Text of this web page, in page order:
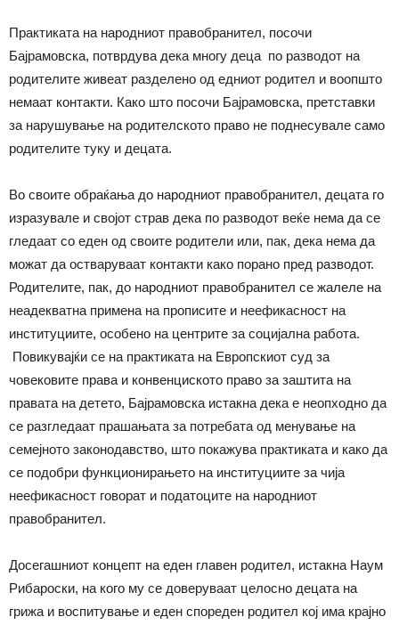
Практиката на народниот правобранител, посочи
Бајрамовска, потврдува дека многу деца по разводот на
родителите живеат разделено од едниот родител и воопшто
немаат контакти. Како што посочи Бајрамовска, претставки
за нарушување на родителското право не поднесувале само
родителите туку и децата.
Во своите обраќања до народниот правобранител, децата го
изразувале и својот страв дека по разводот веќе нема да се
гледаат со еден од своите родители или, пак, дека нема да
можат да остваруваат контакти како порано пред разводот.
Родителите, пак, до народниот правобранител се жалеле на
неадекватна примена на прописите и неефикасност на
институциите, особено на центрите за социјална работа.
Повикувајќи се на практиката на Европскиот суд за
човековите права и конвенциското право за заштита на
правата на детето, Бајрамовска истакна дека е неопходно да
се разгледаат прашањата за потребата од менување на
семејното законодавство, што покажува практиката и како да
се подобри функционирањето на институциите за чија
неефикасност говорат и податоците на народниот
правобранител.
Досегашниот концепт на еден главен родител, истакна Наум
Рибароски, на кого му се доверуваат целосно децата на
грижа и воспитување и еден спореден родител кој има крајно